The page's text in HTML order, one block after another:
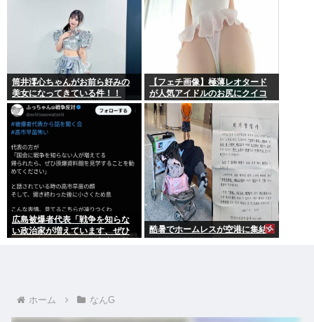
筒井澪心ちゃんがお前ら好みの
美女になってきている件！！
【フェチ画像】極薄レオタード
が人気アイドルのお尻にクイコ
ミすぎて危険 透け×尻フェチ【松
岡里英】
広島被爆者代表「戦争を知らな
い政治家が増えています、ぜひ
酷暑でホームレスが空港に集結
ホーム なんG